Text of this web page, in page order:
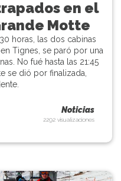
en el
Motte
horas, las dos cabinas
Tignes, se paró por una
No fué hasta las 21:45
se dió por finalizada,
Noticias
2292 visualizaciones